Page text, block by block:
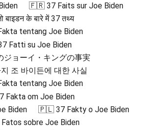
🇫🇷 37 Faits sur Joe Biden
के बारे में 37 तथ्य
tentang Joe Biden
Fatti su Joe Biden
ョーイ・キングの事実
조 바이든에 대한 사실
tentang Joe Biden
om Joe Biden
Biden
🇵🇱 37 Fakty o Joe Biden
sobre Joe Biden